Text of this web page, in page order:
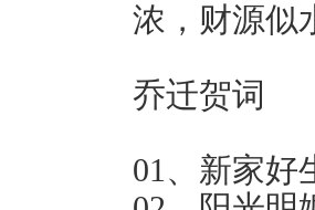
浓，财源似
乔迁贺词
01、新家